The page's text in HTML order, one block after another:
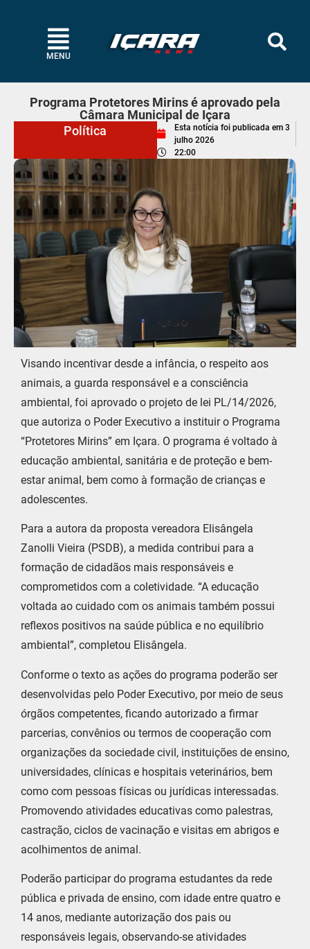
MENU
Programa Protetores Mirins é aprovado pela
Câmara Municipal de Içara
Política
Esta notícia foi publicada em 3
julho 2026
22:00
Visando incentivar desde a infância, o respeito aos
animais, a guarda responsável e a consciência
ambiental, foi aprovado o projeto de lei PL/14/2026,
que autoriza o Poder Executivo a instituir o Programa
“Protetores Mirins” em Içara. O programa é voltado à
educação ambiental, sanitária e de proteção e bem-
estar animal, bem como à formação de crianças e
adolescentes.
Para a autora da proposta vereadora Elisângela
Zanolli Vieira (PSDB), a medida contribui para a
formação de cidadãos mais responsáveis e
comprometidos com a coletividade. “A educação
voltada ao cuidado com os animais também possui
reflexos positivos na saúde pública e no equilíbrio
ambiental”, completou Elisângela.
Conforme o texto as ações do programa poderão ser
desenvolvidas pelo Poder Executivo, por meio de seus
órgãos competentes, ficando autorizado a firmar
parcerias, convênios ou termos de cooperação com
organizações da sociedade civil, instituições de ensino,
universidades, clínicas e hospitais veterinários, bem
como com pessoas físicas ou jurídicas interessadas.
Promovendo atividades educativas como palestras,
castração, ciclos de vacinação e visitas em abrigos e
acolhimentos de animal.
Poderão participar do programa estudantes da rede
pública e privada de ensino, com idade entre quatro e
14 anos, mediante autorização dos pais ou
responsáveis legais, observando-se atividades